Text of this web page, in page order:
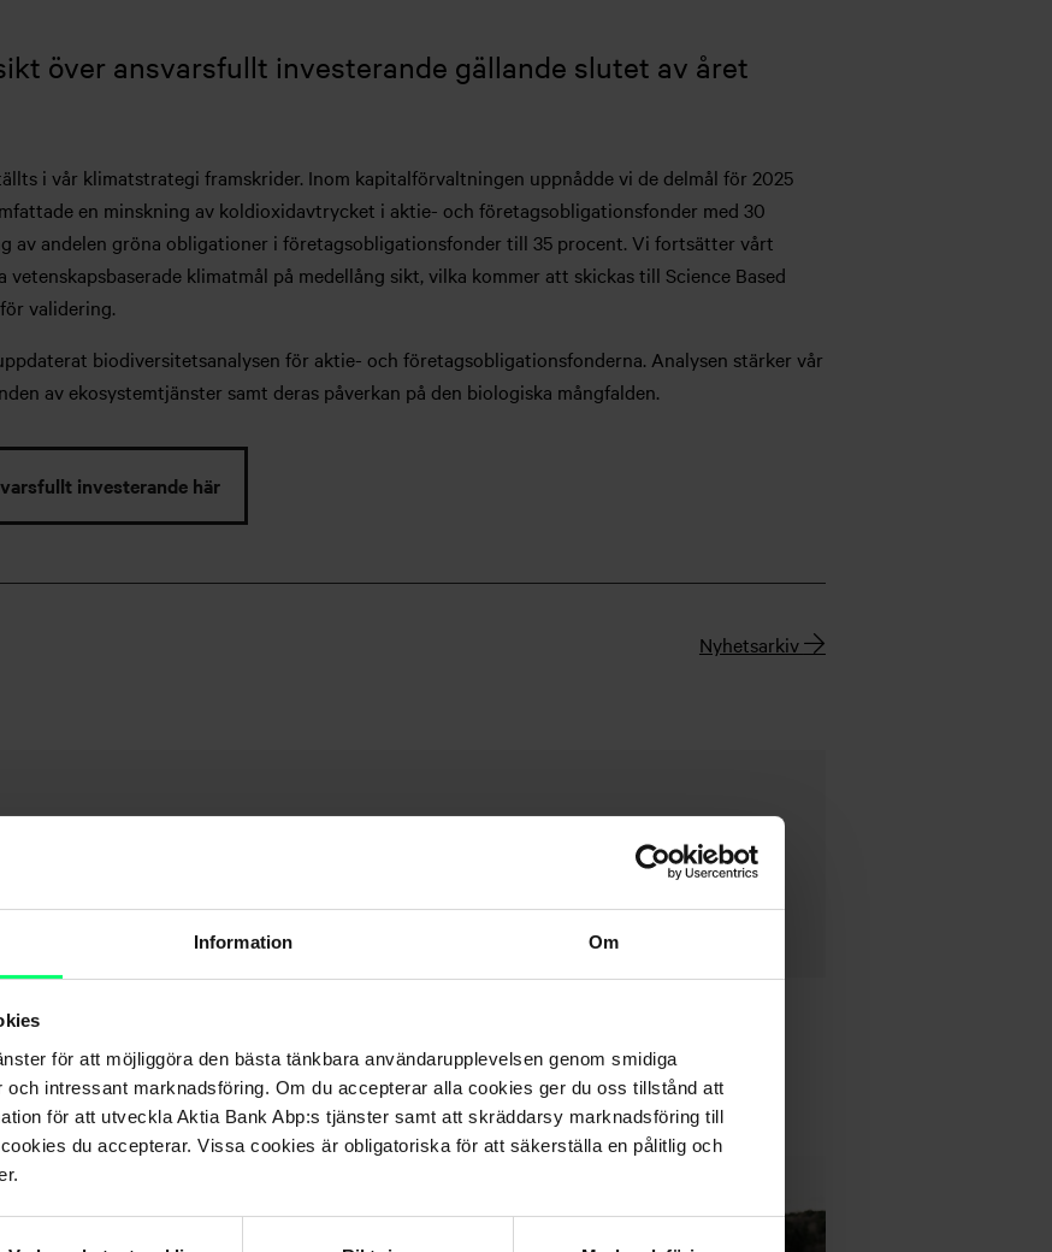
Information Om
för att möjliggöra den bästa tänkbara användarupplevelsen genom smidiga
och intressant marknadsföring. Om du accepterar alla cookies ger du oss tillstånd att
för att utveckla Aktia Bank Abp:s tjänster samt att skräddarsy marknadsföring till
du accepterar. Vissa cookies är obligatoriska för att säkerställa en pålitlig och
över ansvarsfullt investerande gällande slutet av året
i vår klimatstrategi framskrider. Inom kapitalförvaltningen uppnådde vi de delmål för 2025
en minskning av koldioxidavtrycket i aktie- och företagsobligationsfonder med 30
av andelen gröna obligationer i företagsobligationsfonder till 35 procent. Vi fortsätter vårt
klimatmål på medellång sikt, vilka kommer att skickas till Science Based
validering.
biodiversitetsanalysen för aktie- och företagsobligationsfonderna. Analysen stärker vår
av ekosystemtjänster samt deras påverkan på den biologiska mångfalden.
investerande här
Nyhetsarkiv